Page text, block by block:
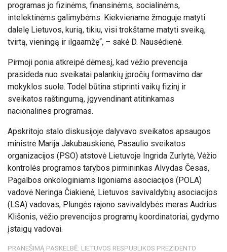
programas jo fizinėms, finansinėms, socialinėms,
intelektinėms galimybėms. Kiekviename žmoguje matyti
dalelę Lietuvos, kurią, tikiu, visi trokštame matyti sveiką,
tvirtą, vieningą ir ilgaamžę“, – sakė D. Nausėdienė.
Pirmoji ponia atkreipė dėmesį, kad vėžio prevencija
prasideda nuo sveikatai palankių įpročių formavimo dar
mokyklos suole. Todėl būtina stiprinti vaikų fizinį ir
sveikatos raštingumą, įgyvendinant atitinkamas
nacionalines programas.
Apskritojo stalo diskusijoje dalyvavo sveikatos apsaugos
ministrė Marija Jakubauskienė, Pasaulio sveikatos
organizacijos (PSO) atstovė Lietuvoje Ingrida Zurlytė, Vėžio
kontrolės programos tarybos pirmininkas Alvydas Česas,
Pagalbos onkologiniams ligoniams asociacijos (POLA)
vadovė Neringa Čiakienė, Lietuvos savivaldybių asociacijos
(LSA) vadovas, Plungės rajono savivaldybės meras Audrius
Klišonis, vėžio prevencijos programų koordinatoriai, gydymo
įstaigų vadovai.
PRANEŠIMĄ PASKELBĖ: LIETUVOS RESPUBLIKOS PREZIDENTO